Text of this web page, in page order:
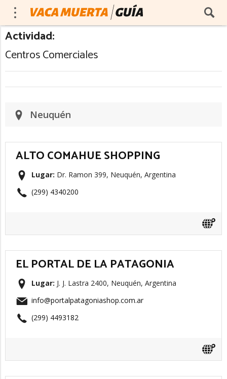
Actividad:
Centros Comerciales
Neuquén
ALTO COMAHUE SHOPPING
Lugar: Dr. Ramon 399, Neuquén, Argentina
(299) 4340200
EL PORTAL DE LA PATAGONIA
Lugar: J. J. Lastra 2400, Neuquén, Argentina
info@portalpatagoniashop.com.ar
(299) 4493182